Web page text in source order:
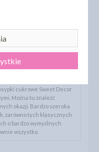
DecorOcena:5
cukrowe Sweet Decor.
Można tu znaleźć
okazji. Bardzo szeroka
zarówno tych klasycznych
o bardzo wymyślnych
wszystko.